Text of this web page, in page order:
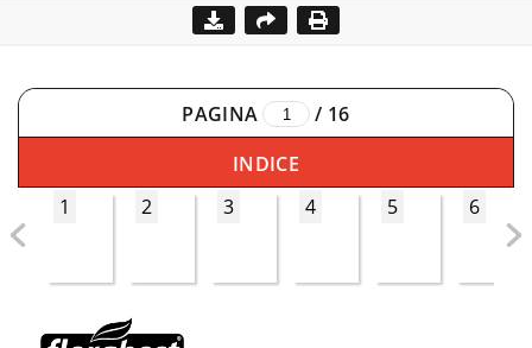
PAGINA / 16
INDICE
1
2 3 4 5 6